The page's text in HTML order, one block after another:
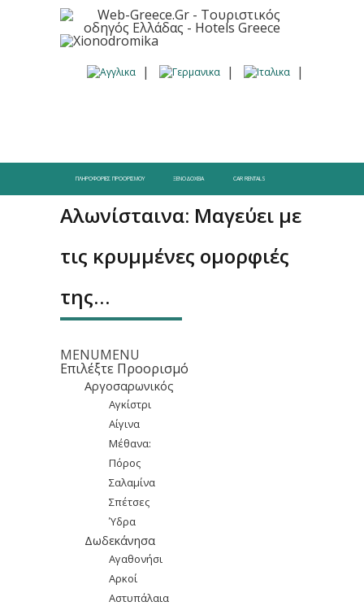
ΠΛΗΡΟΦΟΡΊΕΣ ΠΡΟΟΡΙΣΜΟΎ ΞΕΝΟΔΟΧΕΊΑ CAR RENTALS
Αλωνίσταινα: Μαγεύει με
τις κρυμμένες ομορφιές
της…
MENUMENU
Επιλέξτε Προορισμό
Αργοσαρωνικός
Αγκίστρι
Αίγινα
Μέθανα:
Πόρος
Σαλαμίνα
Σπέτσες
Ύδρα
Δωδεκάνησα
Αγαθονήσι
Αρκοί
Αστυπάλαια